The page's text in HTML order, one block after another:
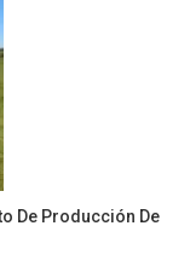
De Producción De